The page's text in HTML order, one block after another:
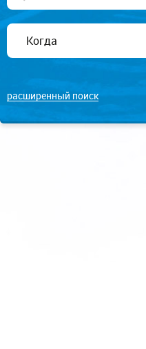
расширенный поиск